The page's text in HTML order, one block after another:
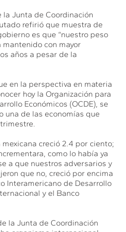
la Junta de Coordinación
refirió que muestra de
es que “nuestro peso
mantenido con mayor
años a pesar de la
en la perspectiva en materia
hoy la Organización para
Económicos (OCDE), se
una de las economías que
creció 2.4 por ciento;
como lo había ya
a que nuestros adversarios y
que no, creció por encima
Interamericano de Desarrollo
y el Banco
la Junta de Coordinación